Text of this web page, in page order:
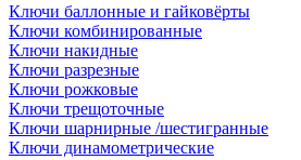
Ключи баллонные и гайковёрты
Ключи комбинированные
Ключи накидные
Ключи разрезные
Ключи рожковые
Ключи трещоточные
Ключи шарнирные /шестигранные
Ключи динамометрические